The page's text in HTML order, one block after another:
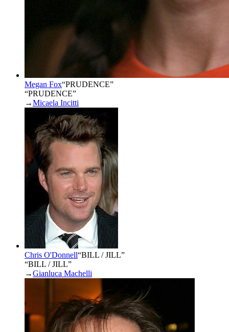
Megan Fox“PRUDENCE”
“PRUDENCE”
→Micaela Incitti
Chris O'Donnell“BILL / JILL”
“BILL / JILL”
→Gianluca Machelli